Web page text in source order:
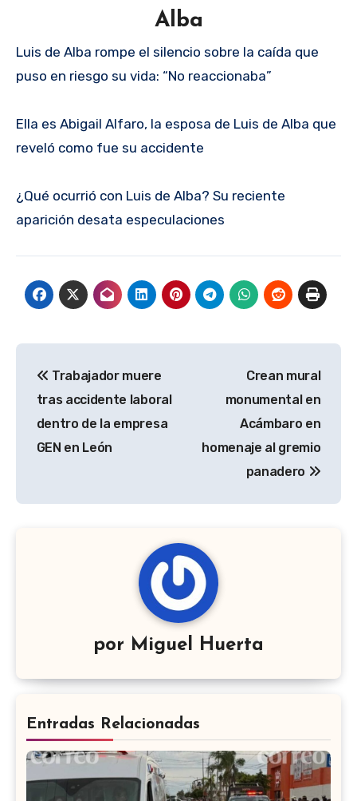
Alba
Luis de Alba rompe el silencio sobre la caída que
puso en riesgo su vida: “No reaccionaba”
Ella es Abigail Alfaro, la esposa de Luis de Alba que
reveló como fue su accidente
¿Qué ocurrió con Luis de Alba? Su reciente
aparición desata especulaciones
de
entradas
Trabajador muere
tras accidente laboral
dentro de la empresa
GEN en León
Crean mural
monumental en
Acámbaro en
homenaje al gremio
panadero
por Miguel Huerta
Entradas Relacionadas